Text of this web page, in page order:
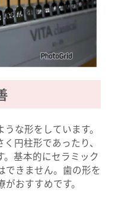
な形をしています。
円柱形であったり、
。基本的にセラミック
できません。歯の形を
おすすめです。